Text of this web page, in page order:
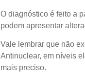
O diagnóstico é feito a
podem apresentar
Vale lembrar que não
Antinuclear, em níveis
mais preciso.